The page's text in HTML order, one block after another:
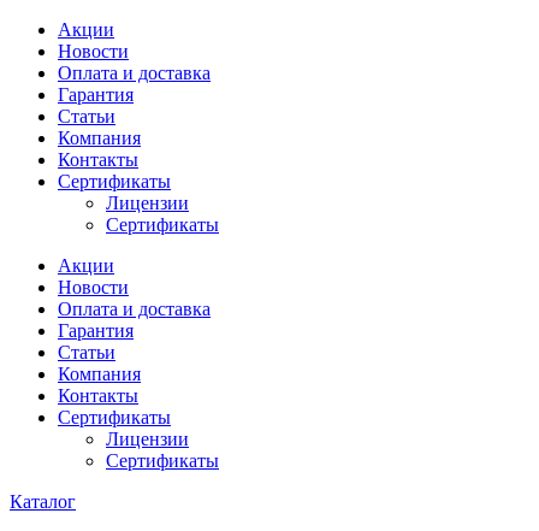
Акции
Новости
Оплата и доставка
Гарантия
Статьи
Компания
Контакты
Сертификаты
Лицензии
Сертификаты
Акции
Новости
Оплата и доставка
Гарантия
Статьи
Компания
Контакты
Сертификаты
Лицензии
Сертификаты
Каталог